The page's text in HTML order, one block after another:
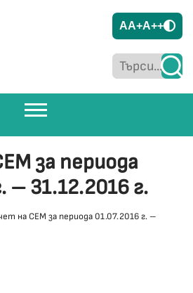
AA+A++
за периода
– 31.12.2016 г.
на СЕМ за периода 01.07.2016 г. –